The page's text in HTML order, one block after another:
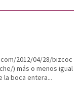
2012/04/28/bizcoc
) más o menos igual
la boca entera...